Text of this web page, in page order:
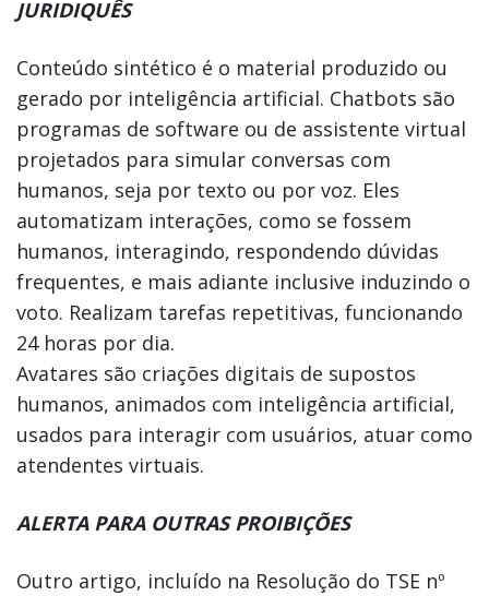
JURIDIQUÊS
Conteúdo sintético é o material produzido ou
gerado por inteligência artificial. Chatbots são
programas de software ou de assistente virtual
projetados para simular conversas com
humanos, seja por texto ou por voz. Eles
automatizam interações, como se fossem
humanos, interagindo, respondendo dúvidas
frequentes, e mais adiante inclusive induzindo o
voto. Realizam tarefas repetitivas, funcionando
24 horas por dia.
Avatares são criações digitais de supostos
humanos, animados com inteligência artificial,
usados para interagir com usuários, atuar como
atendentes virtuais.
ALERTA PARA OUTRAS PROIBIÇÕES
Outro artigo, incluído na Resolução do TSE nº